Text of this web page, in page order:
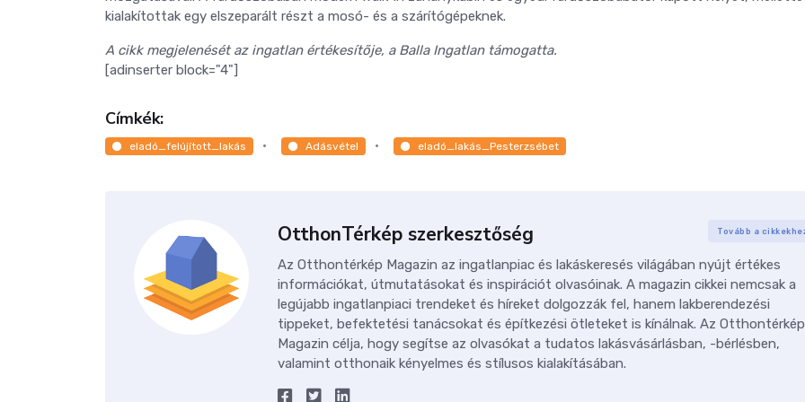
kialakítottak egy elszeparált részt a mosó- és a szárítógépeknek.
A cikk megjelenését az ingatlan értékesítője, a Balla Ingatlan támogatta.
[adinserter block="4"]
Címkék:
eladó_felújított_lakás Adásvétel eladó_lakás_Pesterzsébet
OtthonTérkép szerkesztőség Tovább a
Az Otthontérkép Magazin az ingatlanpiac és lakáskeresés világában nyújt értékes
információkat, útmutatásokat és inspirációt olvasóinak. A magazin cikkei nemcsak a
legújabb ingatlanpiaci trendeket és híreket dolgozzák fel, hanem lakberendezési
tippeket, befektetési tanácsokat és építkezési ötleteket is kínálnak. Az Otthontérkép
Magazin célja, hogy segítse az olvasókat a tudatos lakásvásárlásban, -bérlésben,
valamint otthonaik kényelmes és stílusos kialakításában.